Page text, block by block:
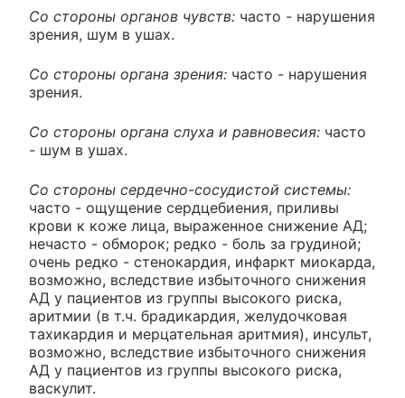
Со стороны органов чувств: часто - нарушения
зрения, шум в ушах.
Со стороны органа зрения: часто - нарушения
зрения.
Со стороны органа слуха и равновесия: часто
- шум в ушах.
Со стороны сердечно-сосудистой системы:
часто - ощущение сердцебиения, приливы
крови к коже лица, выраженное снижение АД;
нечасто - обморок; редко - боль за грудиной;
очень редко - стенокардия, инфаркт миокарда,
возможно, вследствие избыточного снижения
АД у пациентов из группы высокого риска,
аритмии (в т.ч. брадикардия, желудочковая
тахикардия и мерцательная аритмия), инсульт,
возможно, вследствие избыточного снижения
АД у пациентов из группы высокого риска,
васкулит.